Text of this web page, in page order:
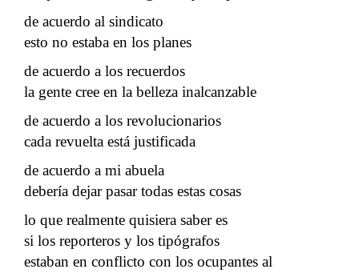
de acuerdo al sindicato
esto no estaba en los planes
de acuerdo a los recuerdos
la gente cree en la belleza inalcanzable
de acuerdo a los revolucionarios
cada revuelta está justificada
de acuerdo a mi abuela
debería dejar pasar todas estas cosas
lo que realmente quisiera saber es
si los reporteros y los tipógrafos
estaban en conflicto con los ocupantes al